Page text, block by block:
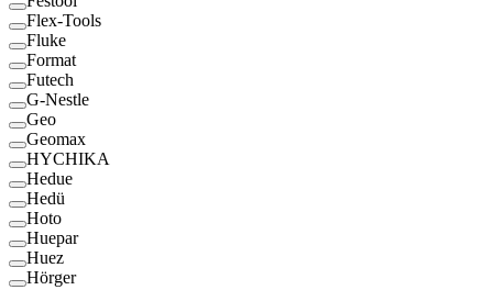
Flex-Tools
Fluke
Format
Futech
G-Nestle
Geo
Geomax
HYCHIKA
Hedue
Hedü
Hoto
Huepar
Huez
Hörger